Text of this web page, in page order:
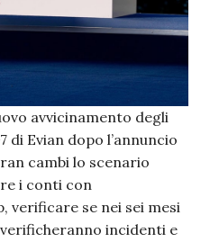
avvicinamento degli
di Evian dopo l’annuncio
cambi lo scenario
i conti con
verificare se nei sei mesi
incidenti e